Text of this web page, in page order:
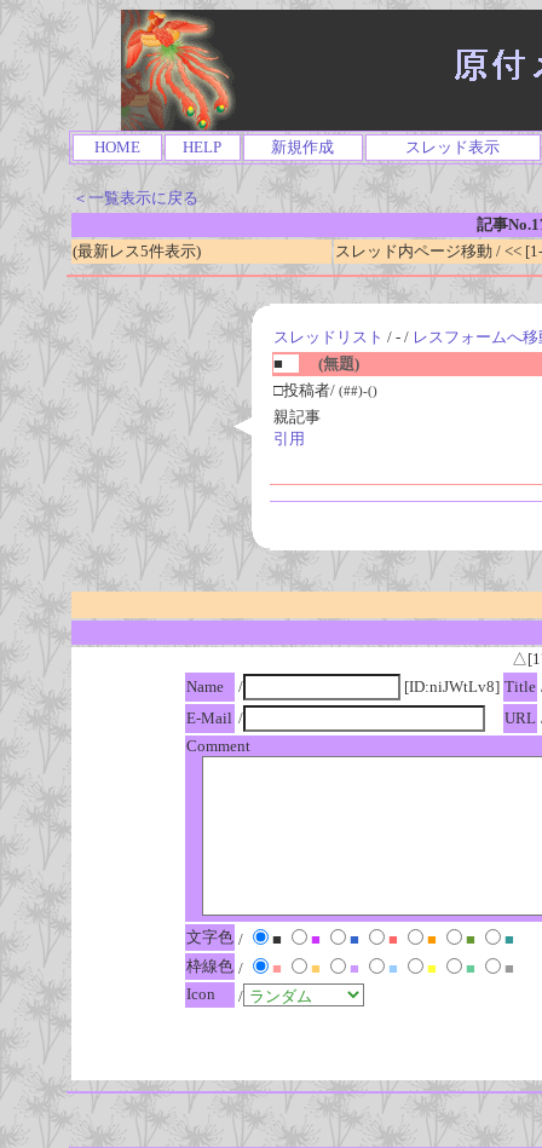
HOME HELP 新規作成 スレッド表示
＜一覧表示に戻る
記事
(最新レス5件表示)
スレッド内ページ移動 / <<
スレッドリスト / - / レスフォームへ移
■
(無題)
□投稿者/ (##)-()
親記事
引用
Name
/ [ID:niJWtLv8] Title
E-Mail / URL
Comment
文字色 / ■ ■ ■ ■ ■ ■
■
枠線色 / ■ ■ ■ ■ ■ ■
■
Icon
/